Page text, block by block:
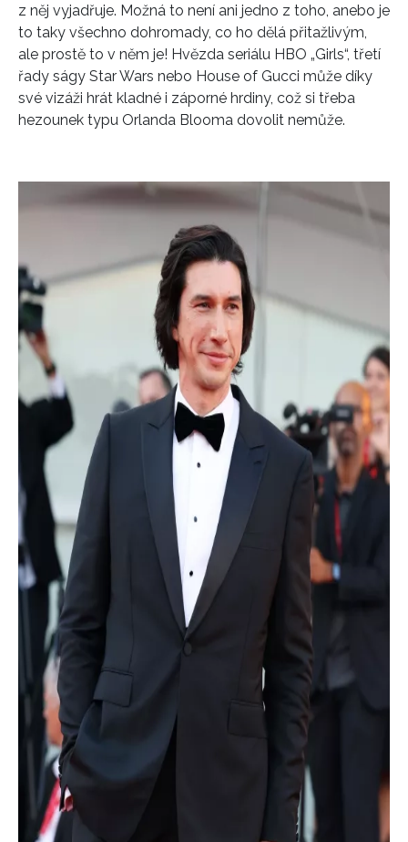
z něj vyjadřuje. Možná to není ani jedno z toho, anebo je
to taky všechno dohromady, co ho dělá přitažlivým,
ale prostě to v něm je! Hvězda seriálu HBO „Girls“, třetí
řady ságy Star Wars nebo House of Gucci může díky
své vizáži hrát kladné i záporné hrdiny, což si třeba
hezounek typu Orlanda Blooma dovolit nemůže.